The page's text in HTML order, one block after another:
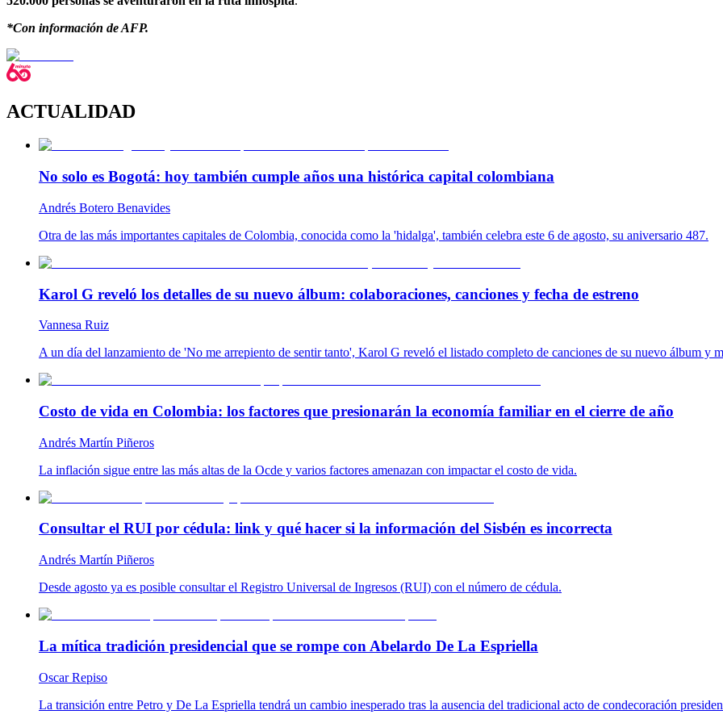
*Con información de AFP.
ACTUALIDAD
No solo es Bogotá: hoy también cumple años una histórica capital colombiana
Andrés Botero Benavides
Otra de las más importantes capitales de Colombia, conocida como la 'hidalga', también celebra este 6 de agosto, su aniversario 487.
Karol G reveló los detalles de su nuevo álbum: colaboraciones, canciones y fecha de estreno
Vannesa Ruiz
A un día del lanzamiento de 'No me arrepiento de sentir tanto', Karol G reveló el listado completo de canciones de su nuevo álbum y
Costo de vida en Colombia: los factores que presionarán la economía familiar en el cierre de año
Andrés Martín Piñeros
La inflación sigue entre las más altas de la Ocde y varios factores amenazan con impactar el costo de vida.
Consultar el RUI por cédula: link y qué hacer si la información del Sisbén es incorrecta
Andrés Martín Piñeros
Desde agosto ya es posible consultar el Registro Universal de Ingresos (RUI) con el número de cédula.
La mítica tradición presidencial que se rompe con Abelardo De La Espriella
Oscar Repiso
La transición entre Petro y De La Espriella tendrá un cambio inesperado tras la ausencia del tradicional acto de condecoración